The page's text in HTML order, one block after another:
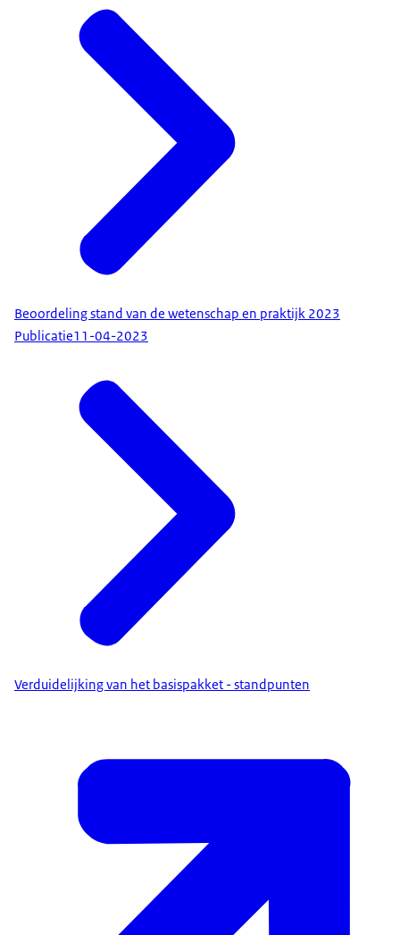
Beoordeling stand van de wetenschap en praktijk 2023
Publicatie11-04-2023
Verduidelijking van het basispakket - standpunten